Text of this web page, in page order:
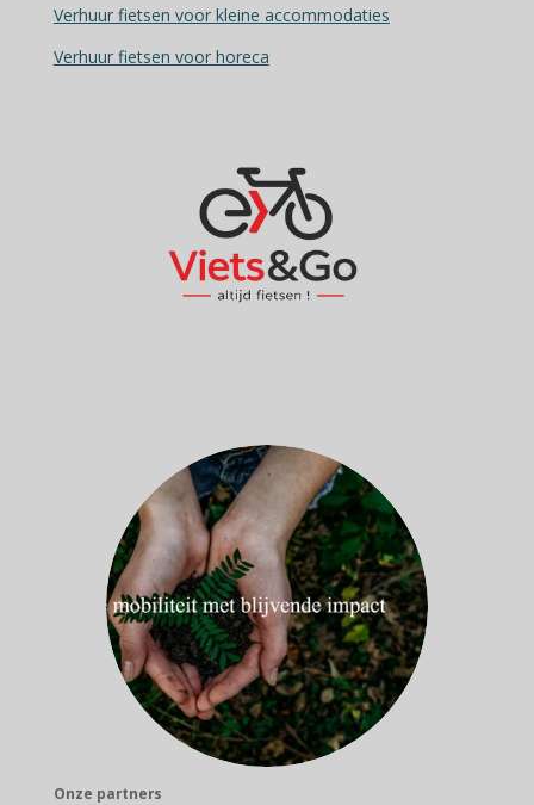
Verhuur fietsen voor kleine accommodaties
Verhuur fietsen voor horeca
Onze partners